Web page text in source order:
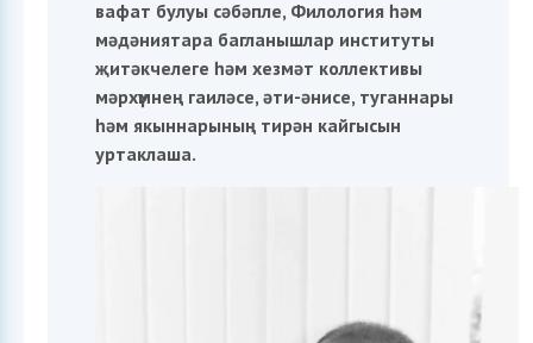
вафат булуы сәбәпле, Филология һәм
мәдәниятара багланышлар институты
җитәкчелеге һәм хезмәт коллективы
мәрхүмнең гаиләсе, әти-әнисе, туганнары
һәм якыннарының тирән кайгысын
уртаклаша.